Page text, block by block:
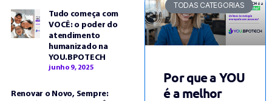
Tudo começa com
VOCÊ: o poder do
atendimento
humanizado na
YOU.BPOTECH
junho 9, 2025
Renovar o Novo, Sempre:
TODAS CATEGORIAS
Por que a YOU
é a melhor